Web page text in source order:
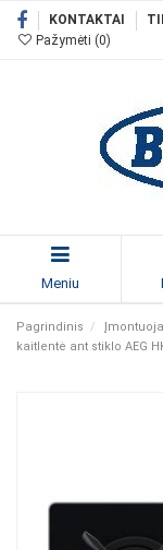
KONTAKTAI
Pažymėti (0)
Meniu
Pagrindinis
kaitlentė ant stiklo AEG